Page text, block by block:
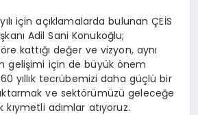
için açıklamalarda bulunan ÇEİS
Adil Sani Konukoğlu;
kattığı değer ve vizyon, aynı
gelişimi için de büyük önem
yıllık tecrübemizi daha güçlü bir
ve sektörümüzü geleceğe
kıymetli adımlar atıyoruz.